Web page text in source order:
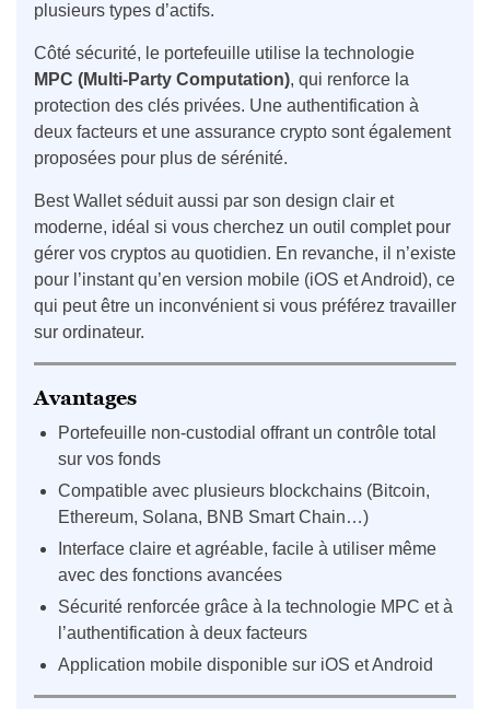
plusieurs types d’actifs.
Côté sécurité, le portefeuille utilise la technologie
MPC (Multi-Party Computation), qui renforce la
protection des clés privées. Une authentification à
deux facteurs et une assurance crypto sont également
proposées pour plus de sérénité.
Best Wallet séduit aussi par son design clair et
moderne, idéal si vous cherchez un outil complet pour
gérer vos cryptos au quotidien. En revanche, il n’existe
pour l’instant qu’en version mobile (iOS et Android), ce
qui peut être un inconvénient si vous préférez travailler
sur ordinateur.
Avantages
Portefeuille non-custodial offrant un contrôle total
sur vos fonds
Compatible avec plusieurs blockchains (Bitcoin,
Ethereum, Solana, BNB Smart Chain…)
Interface claire et agréable, facile à utiliser même
avec des fonctions avancées
Sécurité renforcée grâce à la technologie MPC et à
l’authentification à deux facteurs
Application mobile disponible sur iOS et Android